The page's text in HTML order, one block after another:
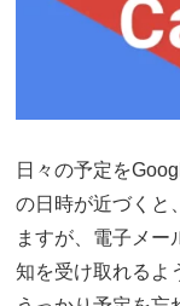
日々の予定を
の日時が近づくと
ますが、電子メー
知を受け取れるよ